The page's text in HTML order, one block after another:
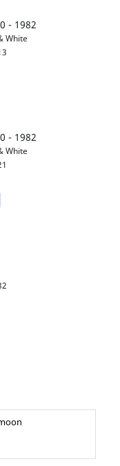
- 1982
White
- 1982
White